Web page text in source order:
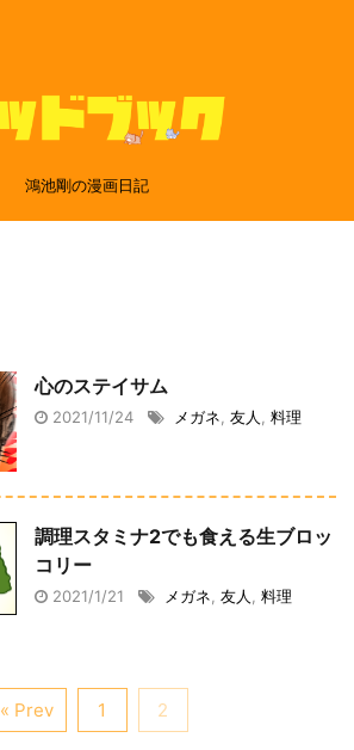
鴻池剛の漫画日記
心のステイサム
2021/11/24 メガネ 友人 料理
調理スタミナ2でも食える生ブロッ
コリー
2021/1/21 メガネ 友人 料理
« Prev 1 2